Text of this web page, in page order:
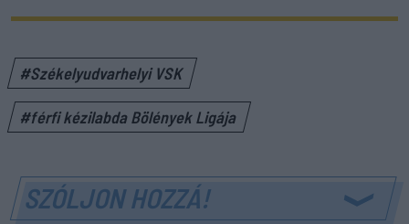
#Székelyudvarhelyi VSK
#férfi kézilabda Bölények Ligája
SZÓLJON HOZZÁ!